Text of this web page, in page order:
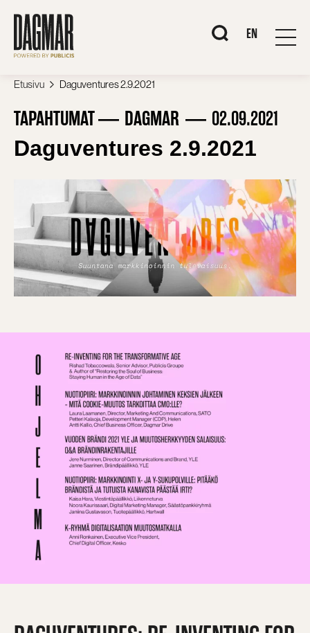
sisältöön
When EN
Etusivu Daguventures 2.9.2021
TAPAHTUMAT DAGMAR 02.09.2021
Daguventures 2.9.2021